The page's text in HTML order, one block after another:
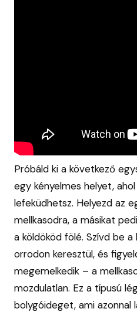
Próbáld ki a következő
egy kényelmes helyet,
lefeküdhetsz. Helyezd az
mellkasodra, a másikat
a köldököd fölé. Szívd be
orrodon keresztül, és
megemelkedik – a
mozdulatlan. Ez a típusú
bolygóideget, ami azonnal